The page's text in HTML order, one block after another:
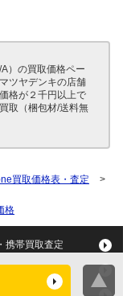
）の買取価格ペー
ツヤデンキの店舗
格が２千円以上で
取（梱包材/送料無
買取価格表・査定
>
格
携帯買取査定